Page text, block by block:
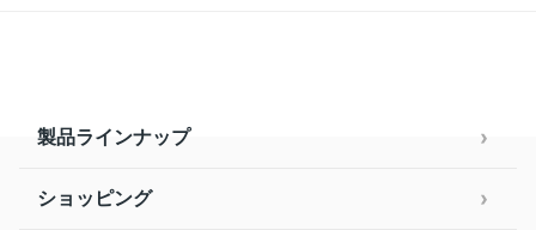
製品ラインナップ
ショッピング